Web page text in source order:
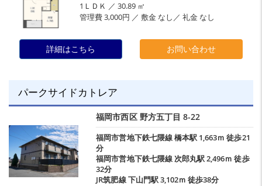
1ＬＤＫ ／ 30.89 ㎡
管理費 3,000円 ／ 敷金 なし／ 礼金 なし
詳細はこちら お問い合わせ
パークサイドカトレア
福岡市西区 野方五丁目 8-22
福岡市営地下鉄七隈線橋本駅 1,663ｍ 徒歩21
分
福岡市営地下鉄七隈線 次郎丸駅2,496ｍ 徒歩
32分
JR筑肥線下山門駅3,102ｍ 徒歩38分